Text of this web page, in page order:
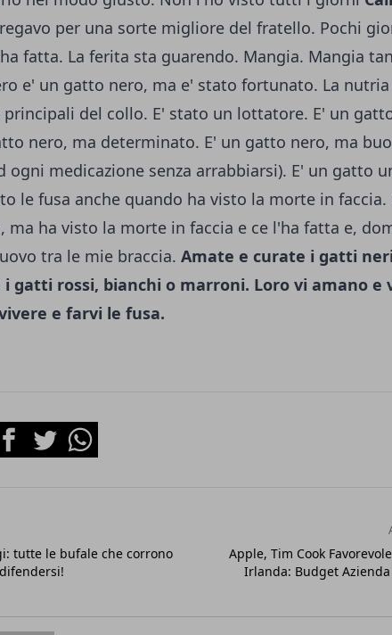
per una sorte migliore del fratello. Pochi
fatta. La ferita sta guarendo. Mangia. Mangia
e' un gatto nero, ma e' stato fortunato. La
principali del collo. E' stato un lottatore. E' un
nero, ma determinato. E' un gatto nero, ma
ogni medicazione senza arrabbiarsi). E' un gatto
le fusa anche quando ha visto la morte in faccia.
ma ha visto la morte in faccia e ce l'ha fatta e,
tra le mie braccia. Amate e curate i gatti
i gatti rossi, bianchi o marroni. Loro vi amano e
e farvi le fusa.
FacebookTwitterWhatsapp
tutte le bufale che corrono
Apple, Tim Cook
Irlanda: Budget